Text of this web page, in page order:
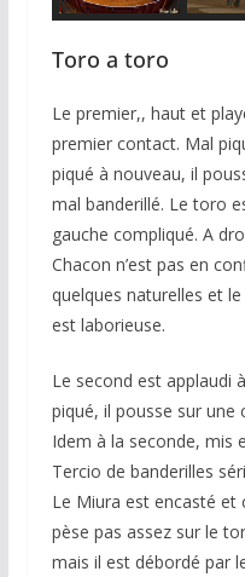
Toro a toro
Le premier,, haut et
premier contact. Mal
piqué à nouveau, il
mal banderillé. Le toro
gauche compliqué. A
Chacon n’est pas en
quelques naturelles et
est laborieuse.
Le second est applaudi
piqué, il pousse sur une
Idem à la seconde, mis
Tercio de banderilles
Le Miura est encasté et
pèse pas assez sur le
mais il est débordé par